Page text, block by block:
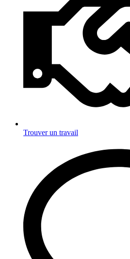
Trouver un travail